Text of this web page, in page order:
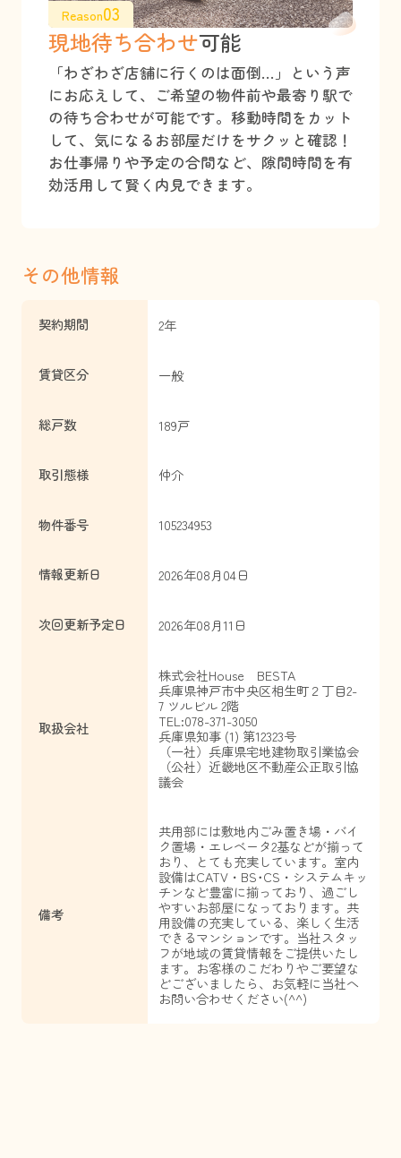
Reason03
現地待ち合わせ可能
「わざわざ店舗に行くのは面倒…」という声
にお応えして、ご希望の物件前や最寄り駅で
の待ち合わせが可能です。移動時間をカット
して、気になるお部屋だけをサクッと確認！
お仕事帰りや予定の合間など、隙間時間を有
効活用して賢く内見できます。
その他情報
契約期間 2年
賃貸区分 一般
総戸数 189戸
取引態様 仲介
物件番号 105234953
情報更新日 2026年08月04日
次回更新予定日 2026年08月11日
取扱会社
株式会社House BESTA
兵庫県神戸市中央区相生町２丁目2-
7 ツルビル 2階
TEL:078-371-3050
兵庫県知事 (1) 第12323号
（一社）兵庫県宅地建物取引業協会
（公社）近畿地区不動産公正取引協
議会
備考
共用部には敷地内ごみ置き場・バイ
ク置場・エレベータ2基などが揃って
おり、とても充実しています。室内
設備はCATV・BS･CS・システムキッ
チンなど豊富に揃っており、過ごし
やすいお部屋になっております。共
用設備の充実している、楽しく生活
できるマンションです。当社スタッ
フが地域の賃貸情報をご提供いたし
ます。お客様のこだわりやご要望な
どございましたら、お気軽に当社へ
お問い合わせください(^^)